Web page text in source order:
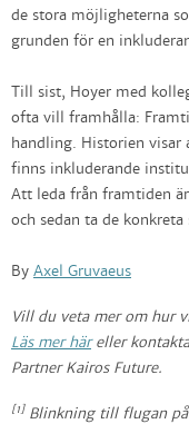
de stora möjligheterna
grunden för en
Till sist, Hoyer med
ofta vill framhålla:
handling. Historien
finns inkluderande
Att leda från framtiden
och sedan ta de
By Axel Gruvaeus
Vill du veta mer om hur
Läs mer häreller
Partner Kairos Future.
[1]Blinkning till flugan på